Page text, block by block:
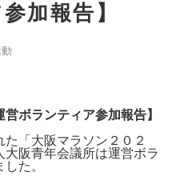
加報告】
ボランティア参加報告】
「大阪マラソン２０２
大阪青年会議所は運営ボラ
た。